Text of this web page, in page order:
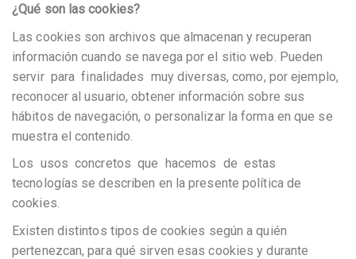
¿Qué son las cookies?
Las cookies son archivos que almacenan y recuperan
información cuando se navega por el sitio web. Pueden
servir para finalidades muy diversas, como, por ejemplo,
reconocer al usuario, obtener información sobre sus
hábitos de navegación, o personalizar la forma en que se
muestra el contenido.
Los usos concretos que hacemos de estas
tecnologías se describen en la presente política de
cookies.
Existen distintos tipos de cookies según a quién
pertenezcan, para qué sirven esas cookies y durante